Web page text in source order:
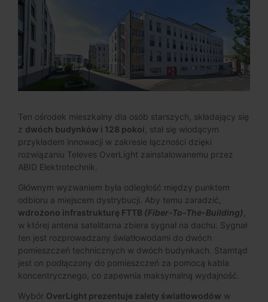
Ten ośrodek mieszkalny dla osób starszych, składający się
z dwóch budynków i 128 pokoi , stał się wiodącym
przykładem innowacji w zakresie łączności dzięki
rozwiązaniu Televes OverLight zainstalowanemu przez
ABID Elektrotechnik.
Głównym wyzwaniem była odległość między punktem
odbioru a miejscem dystrybucji. Aby temu zaradzić,
wdrożono infrastrukturę FTTB (Fiber-To-The-Building)
w której antena satelitarna zbiera sygnał na dachu. Sygnał
ten jest rozprowadzany światłowodami do dwóch
pomieszczeń technicznych w dwóch budynkach. Stamtąd
jest on podłączony do pomieszczeń za pomocą kabla
koncentrycznego, co zapewnia maksymalną wydajność.
Wybór OverLight prezentuje zalety światłowodów w